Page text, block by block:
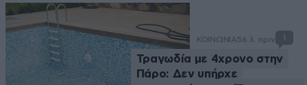
ΚΟΙΝΩΝΙΑ56 λ. πριν 1
Τραγωδία με 4χρονο στην
Πάρο: Δεν υπήρχε